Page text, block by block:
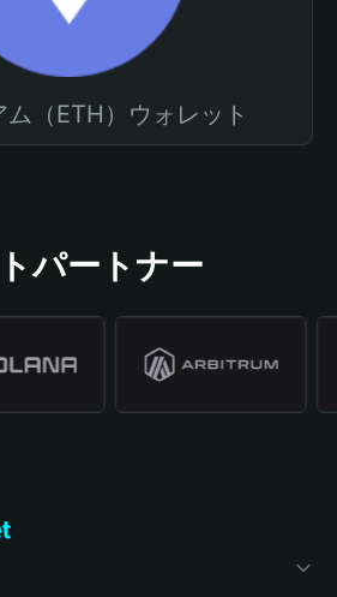
ム（ETH）ウォレット
パートナー